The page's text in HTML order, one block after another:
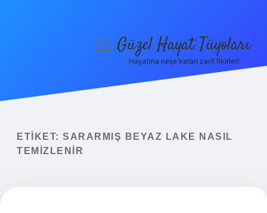
Yasal Uyarı
menüyüGüzel Hayat Tüyoları
Hayatına neşe katan zarif fikirler!
ETIKET: SARARMIŞ BEYAZ LAKE NASIL
TEMIZLENIR